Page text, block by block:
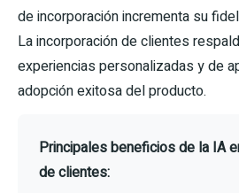
de incorporación incrementa su
La incorporación de clientes
experiencias personalizadas y de
adopción exitosa del producto.
Principales beneficios de la IA
de clientes: